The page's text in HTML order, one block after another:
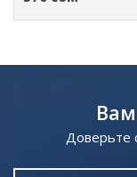
Доверьте